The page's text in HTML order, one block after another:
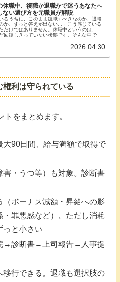
休職中、復職か退職かで迷うあなたへ
ない選び方を元職員が解説
いるうちに、このまま復職すべきなのか、退職
か、ずっと答えが出ない…」こう感じている
だけではありません。休職中というのは、体
回復しきっていない状態です。そんな中で
2026.04.30
権利は守られている
をまとめます。
大90日間、給与満額で取得で
害・うつ等）も対象。診断書
（ボーナス減額・昇給への影
・罪悪感など）。ただし消耗
っと小さい
→診断書→上司報告→人事提
移行できる。退職も選択肢の